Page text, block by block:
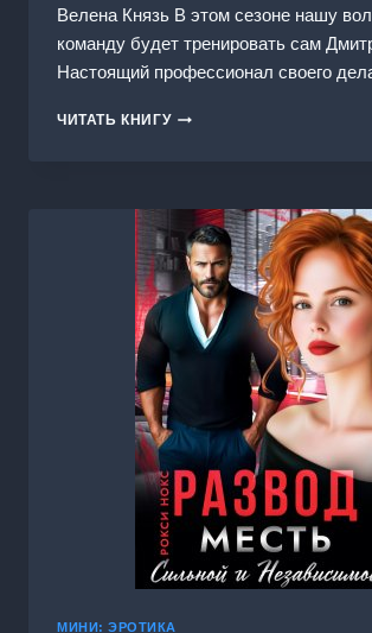
Велена Князь В этом сезоне нашу
команду будет тренировать сам
Настоящий профессионал своего
ЧИТАТЬ КНИГУМОЙ
МИНИ: ЭРОТИКА